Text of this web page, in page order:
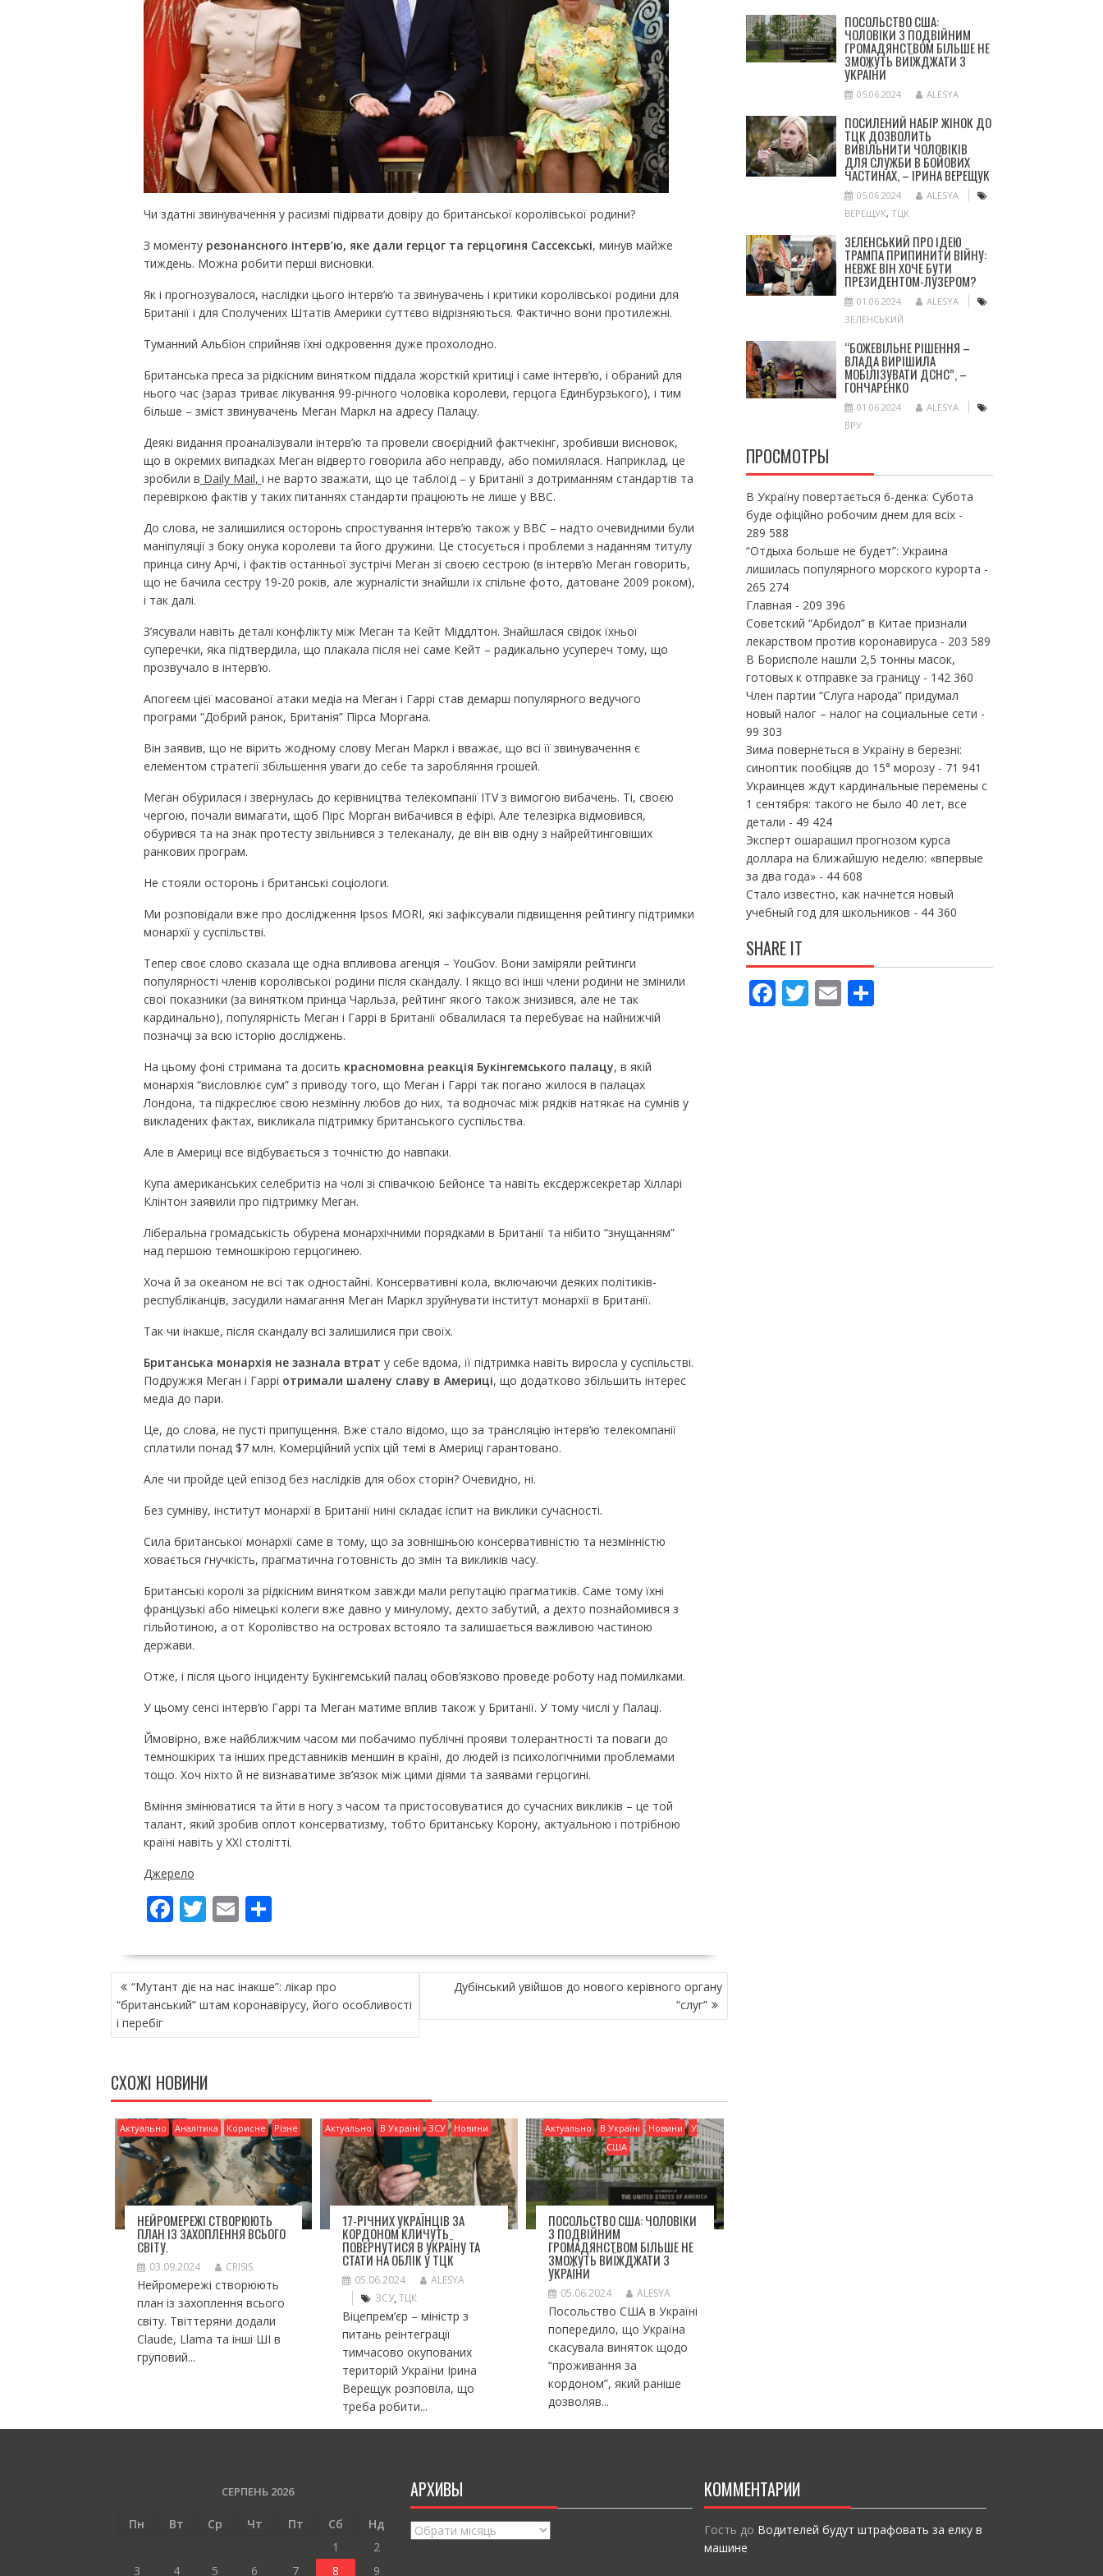
Чи здатні звинувачення у расизмі підірвати довіру до британської королівської родини?
З моменту резонансного інтерв’ю, яке дали герцог та герцогиня Сассекські, минув майже
тиждень. Можна робити перші висновки.
Як і прогнозувалося, наслідки цього інтерв’ю та звинувачень і критики королівської родини для
Британії і для Сполучених Штатів Америки суттєво відрізняються. Фактично вони протилежні.
Туманний Альбіон сприйняв їхні одкровення дуже прохолодно.
Британська преса за рідкісним винятком піддала жорсткій критиці і саме інтерв’ю, і обраний для
нього час (зараз триває лікування 99-річного чоловіка королеви, герцога Единбурзького), і тим
більше – зміст звинувачень Меган Маркл на адресу Палацу.
Деякі видання проаналізували інтерв’ю та провели своєрідний фактчекінг, зробивши висновок,
що в окремих випадках Меган відверто говорила або неправду, або помилялася. Наприклад, це
зробили в Daily Mail, і не варто зважати, що це таблоїд – у Британії з дотриманням стандартів та
перевіркою фактів у таких питаннях стандарти працюють не лише у BBC.
До слова, не залишилися осторонь спростування інтерв’ю також у BBC – надто очевидними були
маніпуляції з боку онука королеви та його дружини. Це стосується і проблеми з наданням титулу
принца сину Арчі, і фактів останньої зустрічі Меган зі своєю сестрою (в інтерв’ю Меган говорить,
що не бачила сестру 19-20 років, але журналісти знайшли їх спільне фото, датоване 2009 роком),
і так далі.
З’ясували навіть деталі конфлікту між Меган та Кейт Міддлтон. Знайшлася свідок їхньої
суперечки, яка підтвердила, що плакала після неї саме Кейт – радикально усупереч тому, що
прозвучало в інтерв’ю.
Апогеєм цієї масованої атаки медіа на Меган і Гаррі став демарш популярного ведучого
програми “Добрий ранок, Британія” Пірса Моргана.
Він заявив, що не вірить жодному слову Меган Маркл і вважає, що всі її звинувачення є
елементом стратегії збільшення уваги до себе та заробляння грошей.
Меган обурилася і звернулась до керівництва телекомпанії ITV з вимогою вибачень. Ті, своєю
чергою, почали вимагати, щоб Пірс Морган вибачився в ефірі. Але телезірка відмовився,
обурився та на знак протесту звільнився з телеканалу, де він вів одну з найрейтинговіших
ранкових програм.
Не стояли осторонь і британські соціологи.
Ми розповідали вже про дослідження Ipsos MORI, які зафіксували підвищення рейтингу підтримки
монархії у суспільстві.
Тепер своє слово сказала ще одна впливова агенція – YouGov. Вони заміряли рейтинги
популярності членів королівської родини після скандалу. І якщо всі інші члени родини не змінили
свої показники (за винятком принца Чарльза, рейтинг якого також знизився, але не так
кардинально), популярність Меган і Гаррі в Британії обвалилася та перебуває на найнижчій
позначці за всю історію досліджень.
На цьому фоні стримана та досить красномовна реакція Букінгемського палацу, в якій
монархія “висловлює сум” з приводу того, що Меган і Гаррі так погано жилося в палацах
Лондона, та підкреслює свою незмінну любов до них, та водночас між рядків натякає на сумнів у
викладених фактах, викликала підтримку британського суспільства.
Але в Америці все відбувається з точністю до навпаки.
Купа американських селебритіз на чолі зі співачкою Бейонсе та навіть ексдержсекретар Хілларі
Клінтон заявили про підтримку Меган.
Ліберальна громадськість обурена монархічними порядками в Британії та нібито “знущанням”
над першою темношкірою герцогинею.
Хоча й за океаном не всі так одностайні. Консервативні кола, включаючи деяких політиків-
республіканців, засудили намагання Меган Маркл зруйнувати інститут монархії в Британії.
Так чи інакше, після скандалу всі залишилися при своїх.
Британська монархія не зазнала втрат у себе вдома, її підтримка навіть виросла у суспільстві.
Подружжя Меган і Гаррі отримали шалену славу в Америці, що додатково збільшить інтерес
медіа до пари.
Це, до слова, не пусті припущення. Вже стало відомо, що за трансляцію інтерв’ю телекомпанії
сплатили понад $7 млн. Комерційний успіх цій темі в Америці гарантовано.
Але чи пройде цей епізод без наслідків для обох сторін? Очевидно, ні.
Без сумніву, інститут монархії в Британії нині складає іспит на виклики сучасності.
Сила британської монархії саме в тому, що за зовнішньою консервативністю та незмінністю
ховається гнучкість, прагматична готовність до змін та викликів часу.
Британські королі за рідкісним винятком завжди мали репутацію прагматиків. Саме тому їхні
французькі або німецькі колеги вже давно у минулому, дехто забутий, а дехто познайомився з
гільйотиною, а от Королівство на островах встояло та залишається важливою частиною
держави.
Отже, і після цього інциденту Букінгемський палац обов’язково проведе роботу над помилками.
У цьому сенсі інтерв’ю Гаррі та Меган матиме вплив також у Британії. У тому числі у Палаці.
Ймовірно, вже найближчим часом ми побачимо публічні прояви толерантності та поваги до
темношкірих та інших представників меншин в країні, до людей із психологічними проблемами
тощо. Хоч ніхто й не визнаватиме зв’язок між цими діями та заявами герцогині.
Вміння змінюватися та йти в ногу з часом та пристосовуватися до сучасних викликів – це той
талант, який зробив оплот консерватизму, тобто британську Корону, актуальною і потрібною
країні навіть у ХХІ столітті.
Джерело
F
e
b
o
o
k
T
itt
er
E
ai
l
П
ді
л
и
т
ся
НАВІГАЦІЯ
ЗАПИСІВ
“Мутант діє на нас інакше”: лікар про
“британський” штам коронавірусу, його особливості
і перебіг
Дубінський увійшов до нового керівного органу
“слуг”
СХОЖІ НОВИНИ
Актуально Аналітика Корисне Різне
НЕЙРОМЕРЕЖІ СТВОРЮЮТЬ
ПЛАН ІЗ ЗАХОПЛЕННЯ ВСЬОГО
СВІТУ.
03.09.2024 CRISIS
Нейромережі створюють
план із захоплення всього
світу. Твіттеряни додали
Claude, Llama та інші ШІ в
груповий...
Актуально В Україні ЗСУ Новини
17-РІЧНИХ УКРАЇНЦІВ ЗА
КОРДОНОМ КЛИЧУТЬ
ПОВЕРНУТИСЯ В УКРАЇНУ ТА
СТАТИ НА ОБЛІК У ТЦК
05.06.2024
ALESYA
ЗСУ,ТЦК
Віцепрем’єр – міністр з
питань реінтеграції
тимчасово окупованих
територій України Ірина
Верещук розповіла, що
треба робити...
Актуально В Україні Новини
У
США
ПОСОЛЬСТВО США: ЧОЛОВІКИ
З ПОДВІЙНИМ
ГРОМАДЯНСТВОМ БІЛЬШЕ НЕ
ЗМОЖУТЬ ВИЇЖДЖАТИ З
УКРАЇНИ
05.06.2024 ALESYA
Посольство США в Україні
попередило, що Україна
скасувала виняток щодо
“проживання за
кордоном”, який раніше
дозволяв...
ПОСОЛЬСТВО США:
ЧОЛОВІКИ З ПОДВІЙНИМ
ГРОМАДЯНСТВОМ БІЛЬШЕ НЕ
ЗМОЖУТЬ ВИЇЖДЖАТИ З
УКРАЇНИ
05.06.2024 ALESYA
ПОСИЛЕНИЙ НАБІР ЖІНОК ДО
ТЦК ДОЗВОЛИТЬ
ВИВІЛЬНИТИ ЧОЛОВІКІВ
ДЛЯ СЛУЖБИ В БОЙОВИХ
ЧАСТИНАХ, – ІРИНА ВЕРЕЩУК
05.06.2024
ALESYA
ВЕРЕЩУК, ТЦК
ЗЕЛЕНСЬКИЙ ПРО ІДЕЮ
ТРАМПА ПРИПИНИТИ ВІЙНУ:
НЕВЖЕ ВІН ХОЧЕ БУТИ
ПРЕЗИДЕНТОМ-ЛУЗЕРОМ?
01.06.2024
ALESYA
ЗЕЛЕНСЬКИЙ
“БОЖЕВІЛЬНЕ РІШЕННЯ –
ВЛАДА ВИРІШИЛА
МОБІЛІЗУВАТИ ДСНС”, –
ГОНЧАРЕНКО
01.06.2024
ALESYA
ВРУ
ПРОСМОТРЫ
В Україну повертається 6-денка: Субота
буде офіційно робочим днем для всіх-
289 588
“Отдыха больше не будет”: Украина
лишилась популярного морского курорта -
265 274
Главная - 209 396
Советский “Арбидол” в Китае признали
лекарством против коронавируса - 203 589
В Борисполе нашли 2,5 тонны масок,
готовых к отправке за границу- 142 360
Член партии “Слуга народа” придумал
новый налог – налог на социальные сети -
99 303
Зима повернеться в Україну в березні:
синоптик пообіцяв до 15° морозу- 71 941
Украинцев ждут кардинальные перемены с
1 сентября: такого не было 40 лет, все
детали - 49 424
Эксперт ошарашил прогнозом курса
доллара на ближайшую неделю: «впервые
за два года»- 44 608
Стало известно, как начнется новый
учебный год для школьников - 44 360
SHARE IT
F T E П
СЕРПЕНЬ 2026
Пн Вт Ср Чт Пт Сб
Нд
1
2
3
4 5 6 7 8 9
АРХИВЫ
Архивы
КОММЕНТАРИИ
Гость до Водителей будут штрафовать за елку в
машине